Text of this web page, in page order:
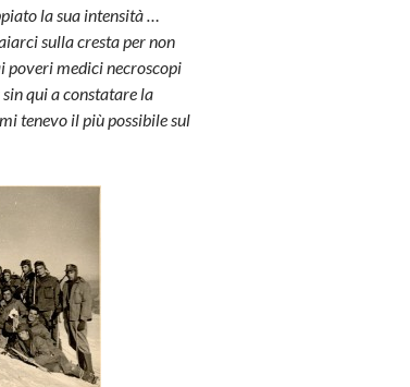
la sua intensità …
sulla cresta per non
poveri medici necroscopi
qui a constatare la
tenevo il più possibile sul